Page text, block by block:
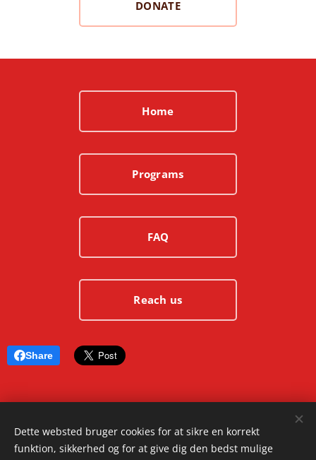
DONATE
Home
Programs
FAQ
Reach us
Share
© 2025 Ashura.dk | All rights reserved
Cookies
Dette websted bruger cookies for at sikre en korrekt
funktion, sikkerhed og for at give dig den bedst mulige